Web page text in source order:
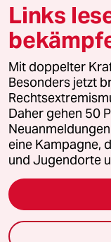
© 2026 taz Verlags
Alle Rechte vorbehalten.
wenden Sie sich bitte an
Feedback
Leitlinie Informant
Seitenwende
Links
Mit doppelter
Besonders jetzt
Daher gehen 50
eine Kampagne,
und Jugendorte